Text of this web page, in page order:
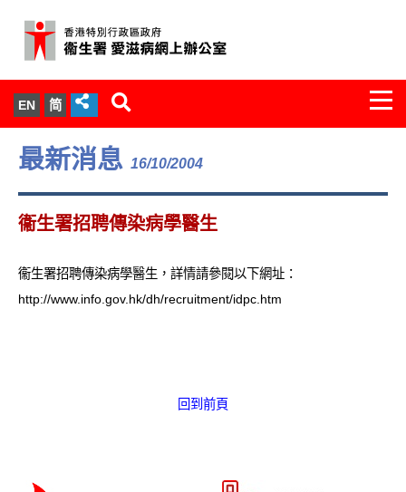
EN 简
關於我們
服務範圍
最新消息 16/10/2004
衞生署招聘傳染病學醫生
衞生署招聘傳染病學醫生，詳情請參閱以下網址：
http://www.info.gov.hk/dh/recruitment/idpc.htm
回到前頁